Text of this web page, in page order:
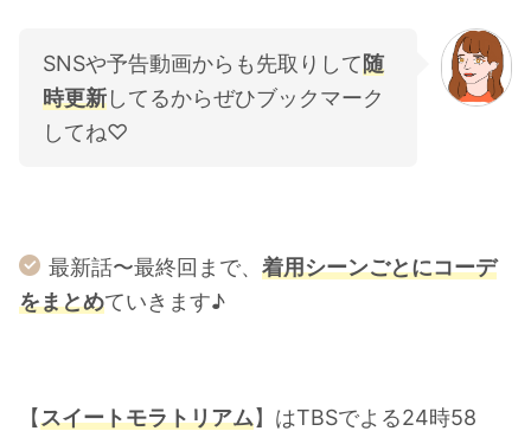
SNSや予告動画からも先取りして随
時更新してるからぜひブックマーク
してね♡
最新話〜最終回まで、 着用シーンごとにコーデ
をまとめていきます♪
【スイートモラトリアム】はTBSでよる24時58